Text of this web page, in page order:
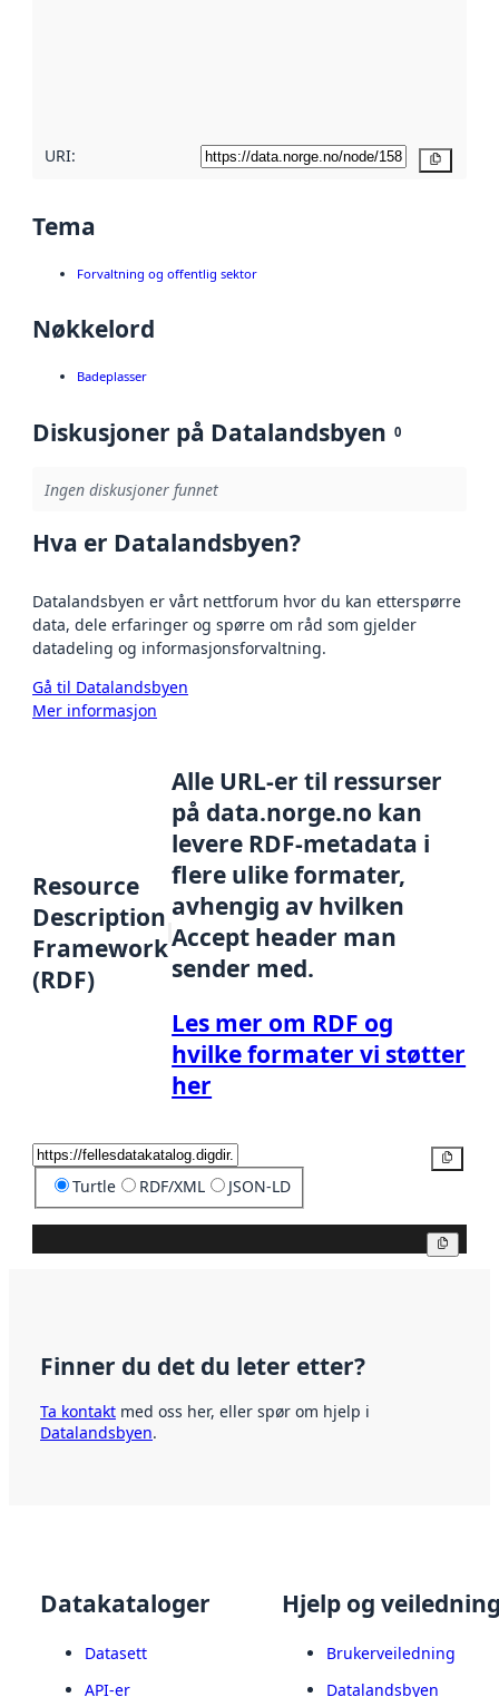
URI:
Tema
Forvaltning og offentlig sektor
Nøkkelord
Badeplasser
Diskusjoner på Datalandsbyen 0
Ingen diskusjoner funnet
Hva er Datalandsbyen?
Datalandsbyen er vårt nettforum hvor du kan etterspørre
data, dele erfaringer og spørre om råd som gjelder
datadeling og informasjonsforvaltning.
Gå til Datalandsbyen
Mer informasjon
Resource
Description
Framework
(RDF)
Alle URL-er til ressurser
på data.norge.no kan
levere RDF-metadata i
flere ulike formater,
avhengig av hvilken
Accept header man
sender med.
Les mer om RDF og
hvilke formater vi støtter
her
Turtle RDF/XML JSON-LD
Finner du det du leter etter?
Ta kontakt med oss her, eller spør om hjelp i
Datalandsbyen.
Datakataloger
Datasett
API-er
Hjelp og
Brukerveiledning
Datalandsbyen